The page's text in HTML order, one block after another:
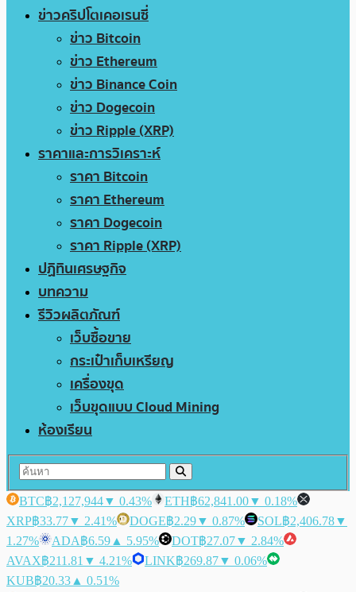
ข่าวคริปโตเคอเรนซี่
ข่าว Bitcoin
ข่าว Ethereum
ข่าว Binance Coin
ข่าว Dogecoin
ข่าว Ripple (XRP)
ราคาและการวิเคราะห์
ราคา Bitcoin
ราคา Ethereum
ราคา Dogecoin
ราคา Ripple (XRP)
ปฏิทินเศรษฐกิจ
บทความ
รีวิวผลิตภัณฑ์
เว็บซื้อขาย
กระเป๋าเก็บเหรียญ
เครื่องขุด
เว็บขุดแบบ Cloud Mining
ห้องเรียน
BTC฿2,127,944▼ 0.43% ETH฿62,841.00▼ 0.18%
XRP฿33.77▼ 2.41% DOGE฿2.29▼ 0.87% SOL฿2,406.78▼
1.27%
ADA฿6.59 ▲ 5.95% DOT฿27.07▼ 2.84%
AVAX฿211.81 ▼ 4.21% LINK฿269.87▼ 0.06%
KUB฿20.33 ▲ 0.51%